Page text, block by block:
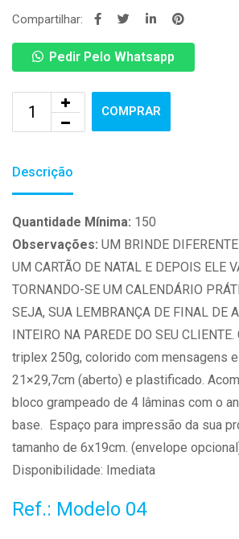
Compartilhar:
Pedir Pelo Whatsapp
COMPRAR
Descrição
Quantidade Mínima: 150
Observações: UM BRINDE
UM CARTÃO DE NATAL E DEPOIS ELE
TORNANDO-SE UM CALENDÁRIO
SEJA, SUA LEMBRANÇA DE FINAL DE
INTEIRO NA PAREDE DO SEU
triplex 250g, colorido com mensagens
21×29,7cm (aberto) e plastificado.
bloco grampeado de 4 lâminas com o
base. Espaço para impressão da sua
tamanho de 6x19cm. (envelope
Disponibilidade: Imediata
Ref.: Modelo 04